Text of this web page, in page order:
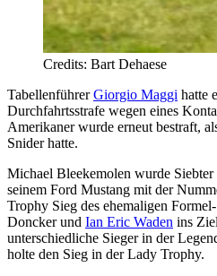
Credits: Bart Dehaese
TabellenführerGiorgio Maggi hatte
Durchfahrtsstrafe wegen eines
Amerikaner wurde erneut bestraft,
Snider hatte.
Michael Bleekemolen wurde
seinem Ford Mustang mit der
Trophy Sieg des ehemaligen
Doncker und Ian Eric Waden ins
unterschiedliche Sieger in der
holte den Sieg in der Lady Trophy.